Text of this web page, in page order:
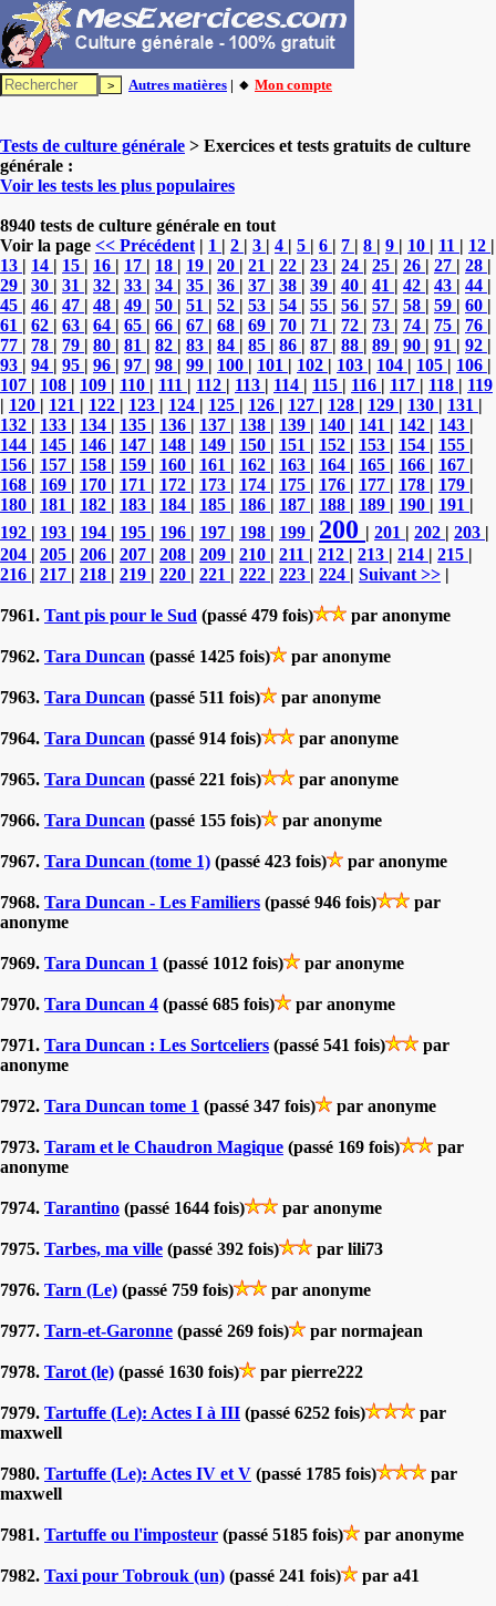
Autres matières | 🔸 Mon compte
Tests de culture générale > Exercices et tests gratuits de culture
générale :
Voir les tests les plus populaires
8940 tests de culture générale en tout
Voir la page << Précédent | 1 | 2 | 3 | 4 | 5 | 6 | 7 | 8 | 9 | 10 | 11 | 12 |
13 | 14 | 15 | 16 | 17 | 18 | 19 | 20 | 21 | 22 | 23 | 24 | 25 | 26 | 27 | 28 |
29 | 30 | 31 | 32 | 33 | 34 | 35 | 36 | 37 | 38 | 39 | 40 | 41 | 42 | 43 | 44 |
45 | 46 | 47 | 48 | 49 | 50 | 51 | 52 | 53 | 54 | 55 | 56 | 57 | 58 | 59 | 60 |
61 | 62 | 63 | 64 | 65 | 66 | 67 | 68 | 69 | 70 | 71 | 72 | 73 | 74 | 75 | 76 |
77 | 78 | 79 | 80 | 81 | 82 | 83 | 84 | 85 | 86 | 87 | 88 | 89 | 90 | 91 | 92 |
93 | 94 | 95 | 96 | 97 | 98 | 99 | 100 | 101 | 102 | 103 | 104 | 105 | 106 |
107 | 108 | 109 | 110 | 111 | 112 | 113 | 114 | 115 | 116 | 117 | 118 | 119
| 120 | 121 | 122 | 123 | 124 | 125 | 126 | 127 | 128 | 129 | 130 | 131 |
132 | 133 | 134 | 135 | 136 | 137 | 138 | 139 | 140 | 141 | 142 | 143 |
144 | 145 | 146 | 147 | 148 | 149 | 150 | 151 | 152 | 153 | 154 | 155 |
156 | 157 | 158 | 159 | 160 | 161 | 162 | 163 | 164 | 165 | 166 | 167 |
168 | 169 | 170 | 171 | 172 | 173 | 174 | 175 | 176 | 177 | 178 | 179 |
180 | 181 | 182 | 183 | 184 | 185 | 186 | 187 | 188 | 189 | 190 | 191 |
192 | 193 | 194 | 195 | 196 | 197 | 198 | 199 | 200 | 201 | 202 | 203 |
204 | 205 | 206 | 207 | 208 | 209 | 210 | 211 | 212 | 213 | 214 | 215 |
216 | 217 | 218 | 219 | 220 | 221 | 222 | 223 | 224 | Suivant >> |
7961. Tant pis pour le Sud (passé 479 fois) par anonyme
7962. Tara Duncan (passé 1425 fois) par anonyme
7963. Tara Duncan (passé 511 fois) par anonyme
7964. Tara Duncan (passé 914 fois) par anonyme
7965. Tara Duncan (passé 221 fois) par anonyme
7966. Tara Duncan (passé 155 fois) par anonyme
7967. Tara Duncan (tome 1) (passé 423 fois) par anonyme
7968. Tara Duncan - Les Familiers (passé 946 fois)
par
anonyme
7969. Tara Duncan 1 (passé 1012 fois) par anonyme
7970. Tara Duncan 4 (passé 685 fois) par anonyme
7971. Tara Duncan : Les Sortceliers (passé 541 fois)
par
anonyme
7972. Tara Duncan tome 1 (passé 347 fois) par anonyme
7973. Taram et le Chaudron Magique (passé 169 fois)
par
anonyme
7974. Tarantino (passé 1644 fois) par anonyme
7975. Tarbes, ma ville (passé 392 fois) par lili73
7976. Tarn (Le) (passé 759 fois) par anonyme
7977. Tarn-et-Garonne (passé 269 fois) par normajean
7978. Tarot (le) (passé 1630 fois) par pierre222
7979. Tartuffe (Le): Actes I à III (passé 6252 fois)
par
maxwell
7980. Tartuffe (Le): Actes IV et V (passé 1785 fois)
par
maxwell
7981. Tartuffe ou l'imposteur (passé 5185 fois) par anonyme
7982. Taxi pour Tobrouk (un) (passé 241 fois) par a41